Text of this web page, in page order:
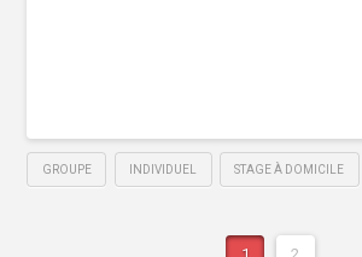
GROUPE INDIVIDUEL STAGE À DOMICILE